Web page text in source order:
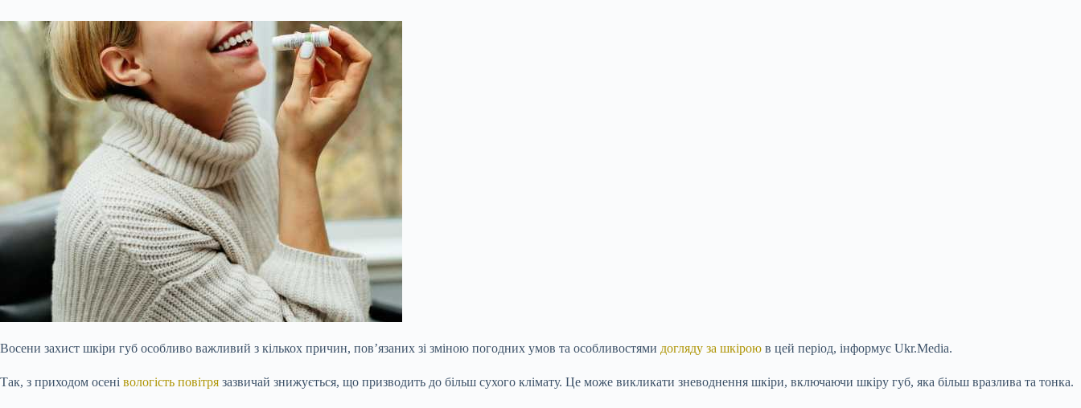
Восени захист шкіри губ особливо важливий з кількох причин, пов’язаних зі зміною погодних умов та особливостями догляду за шкірою в цей період, інформує Ukr.Media.
Так, з приходом осені вологість повітря зазвичай знижується, що призводить до більш сухого клімату. Це може викликати зневоднення шкіри, включаючи шкіру губ, яка більш вразлива та тонка.